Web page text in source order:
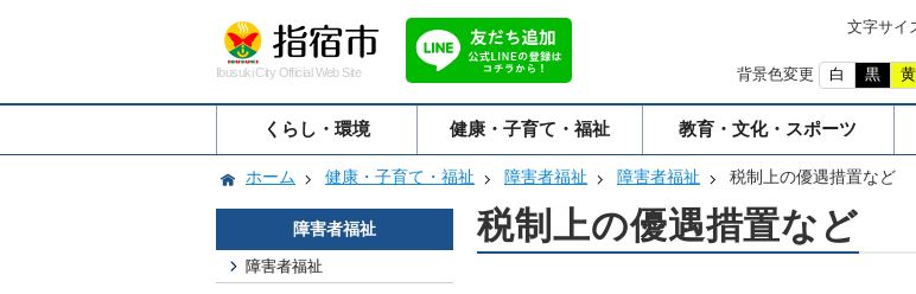
文字サイ
Ibusuki City Official Web Site 背景色変更 白 黒 黄
くらし・環境 健康・子育て・福祉 教育・文化・スポーツ
ホーム 健康・子育て・福祉 障害者福祉 障害者福祉 税制上の優遇措置など
障害者福祉
障害者福祉
税制上の優遇措置など